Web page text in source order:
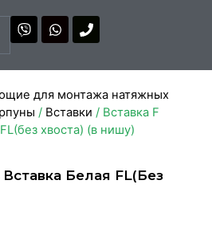
для монтажа натяжных
/ Вставки / Вставка F
хвоста) (в нишу)
Белая FL(без